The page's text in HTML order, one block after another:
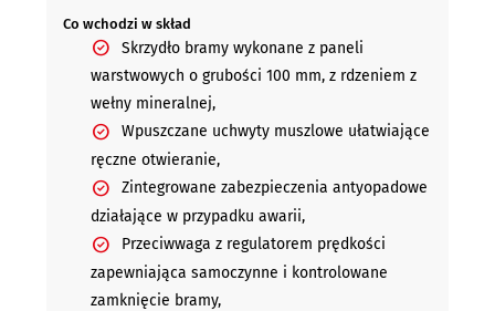
Co wchodzi w skład
Skrzydło bramy wykonane z paneli
warstwowych o grubości 100 mm, z rdzeniem z
wełny mineralnej,
Wpuszczane uchwyty muszlowe ułatwiające
ręczne otwieranie,
Zintegrowane zabezpieczenia antyopadowe
działające w przypadku awarii,
Przeciwwaga z regulatorem prędkości
zapewniająca samoczynne i kontrolowane
zamknięcie bramy,